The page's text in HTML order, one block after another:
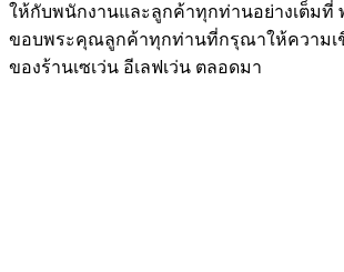
ให้กับพนักงานและลูกค้าทุกท่านอย่างเต็มที่
ขอบพระคุณลูกค้าทุกท่านที่กรุณาให้ความเ
ของร้านเซเว่น อีเลฟเว่น ตลอดมา